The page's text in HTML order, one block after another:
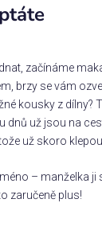
začínáme
brzy se vám
kousky z dílny?
dnů už jsou na
už skoro
– manželka
zaručeně plus!